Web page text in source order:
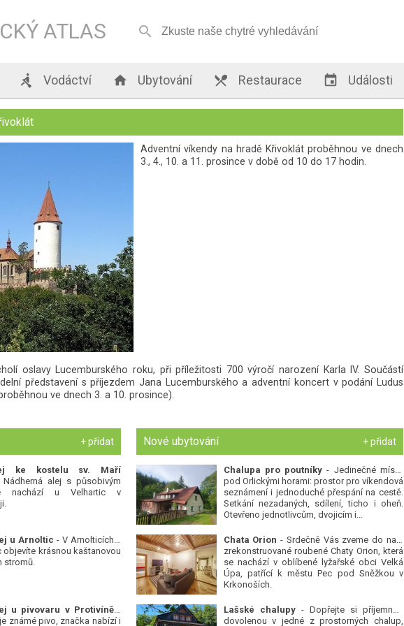
ATLAS 
 Vodáctví  Ubytování  Restaurace  Události
Adventní víkendy na hradě Křivoklát proběhnou ve dnech
3., 4., 10. a 11. prosince v době od 10 do 17 hodin.
oslavy Lucemburského roku, při příležitosti 700 výročí narození Karla IV. Součástí
představení s příjezdem Jana Lucemburského a adventní koncert v podání Ludus
ve dnech 3. a 10. prosince).
+ přidat
ke kostelu sv. Maří
alej s působivým
nachází u Velhartic v
u Arnoltic - V Arnolticích v
objevíte krásnou kaštanovou
stromů.
Platanová alej u pivovaru v Protivíně-
známé pivo, značka nabízí i
Nové ubytování + přidat
Chalupa pro poutníky - Jedinečné místo
pod Orlickými horami: prostor pro víkendová
seznámení i jednoduché přespání na cestě.
Setkání nezadaných, sdílení, ticho i oheň.
Otevřeno jednotlivcům, dvojicím i...
Chata Orion - Srdečně Vás zveme do naší
zrekonstruované roubené Chaty Orion, která
se nachází v oblíbené lyžařské obci Velká
Úpa, patřící k městu Pec pod Sněžkou v
Krkonoších.
Lašské chalupy- Dopřejte si příjemnou
dovolenou v jedné z prostorných chalup,